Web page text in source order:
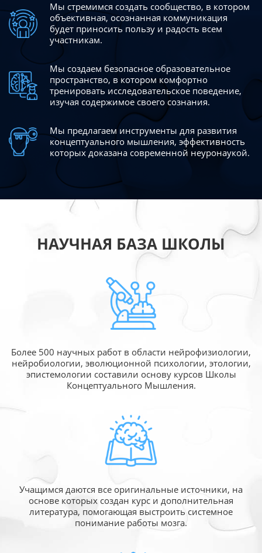
Мы стремимся создать сообщество, в котором
объективная, осознанная коммуникация
будет приносить пользу и радость всем
участникам.
Мы создаем безопасное образовательное
пространство, в котором комфортно
тренировать исследовательское поведение,
изучая содержимое своего сознания.
Мы предлагаем инструменты для развития
концептуального мышления, эффективность
которых доказана современной неуронаукой.
НАУЧНАЯ БАЗА ШКОЛЫ
Более 500 научных работ в области нейрофизиологии,
нейробиологии, эволюционной психологии, этологии,
эпистемологии составили основу курсов Школы
Концептуального Мышления.
Учащимся даются все оригинальные источники, на
основе которых создан курс и дополнительная
литература, помогающая выстроить системное
понимание работы мозга.